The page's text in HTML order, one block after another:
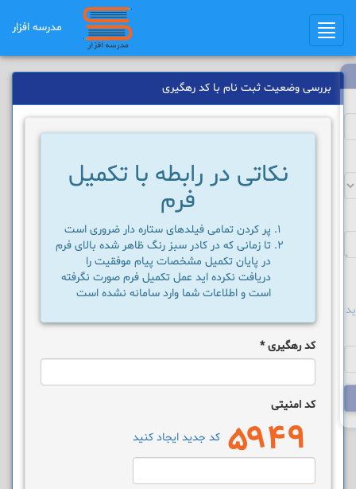
Toggle
navigation
مدرسه افزار
بررسی وضعیت ثبت نام با کد رهگیری
نکاتی در رابطه با تکمیل
فرم
پر کردن تمامی فیلدهای ستاره دار ضروری است
تا زمانی که در کادر سبز رنگ ظاهر شده بالای فرم
در پایان تکمیل مشخصات پیام موفقیت را
دریافت نکرده اید عمل تکمیل فرم صورت نگرفته
است و اطلاعات شما وارد سامانه نشده است
کد رهگیری*
کد امنیتی
کد جدید ایجاد کنید